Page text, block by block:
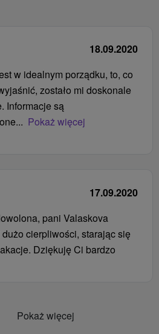
18.09.2020
w idealnym porządku, to, co
zostało mi doskonale
Informacje są
Pokaż więcej
17.09.2020
​​pani Valaskova
dużo cierpliwości, starając się
Dziękuję Ci bardzo
Pokaż więcej